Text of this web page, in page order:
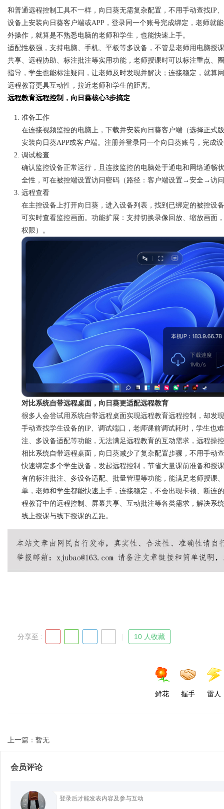
和普通远程控制工具不一样，向日葵无需复杂配置，不用手动查找IP
设备上安装向日葵客户端或APP，登录同一个账号完成绑定，老师就
外操作，就算是不熟悉电脑的老师和学生，也能快速上手。
适配性极强，支持电脑、手机、平板等多设备，不管是老师用电脑授
共享、远程协助、标注批注等实用功能，老师授课时可以标注重点、
指导，学生也能标注疑问，让老师及时发现并解决；连接稳定，就算
远程教育更具互动性，拉近老师和学生的距离。
远程教育远程控制，向日葵核心3步搞定
准备工作
在连接视频监控的电脑上，下载并安装向日葵客户端（选择正式
安装向日葵APP或客户端。注册并登录同一个向日葵账号，完成
调试检查
确认监控设备正常运行，且连接监控的电脑处于通电和网络通畅
全性，可在被控端设置访问密码（路径：客户端设置→安全→访
远程查看
在主控设备上打开向日葵，进入设备列表，找到已绑定的被控设
可实时查看监控画面。功能扩展：支持切换录像回放、缩放画面
权限）。
对比系统自带远程桌面，向日葵更适配远程教育
很多人会尝试用系统自带远程桌面实现远程教育远程控制，却发
手动查找学生设备的IP、调试端口，老师课前调试耗时，学生也
注、多设备适配等功能，无法满足远程教育的互动需求，远程操
相比系统自带远程桌面，向日葵减少了复杂配置步骤，不用手动
快速绑定多个学生设备，发起远程控制，节省大量课前准备和授
有的标注批注、多设备适配、批量管理等功能，能满足老师授课
单，老师和学生都能快速上手，连接稳定，不会出现卡顿、断连
程教育中的远程控制、屏幕共享、互动批注等各类需求，解决系
线上授课与线下授课的差距。
分享至 : 10 人收藏
鲜花 握手 雷人
上一篇：暂无
会员评论